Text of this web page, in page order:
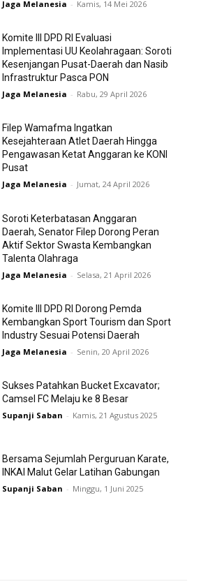
Jaga Melanesia - Kamis, 14 Mei 2026
Komite III DPD RI Evaluasi
Implementasi UU Keolahragaan: Soroti
Kesenjangan Pusat-Daerah dan Nasib
Infrastruktur Pasca PON
Jaga Melanesia - Rabu, 29 April 2026
Filep Wamafma Ingatkan
Kesejahteraan Atlet Daerah Hingga
Pengawasan Ketat Anggaran ke KONI
Pusat
Jaga Melanesia - Jumat, 24 April 2026
Soroti Keterbatasan Anggaran
Daerah, Senator Filep Dorong Peran
Aktif Sektor Swasta Kembangkan
Talenta Olahraga
Jaga Melanesia - Selasa, 21 April 2026
Komite III DPD RI Dorong Pemda
Kembangkan Sport Tourism dan Sport
Industry Sesuai Potensi Daerah
Jaga Melanesia - Senin, 20 April 2026
Sukses Patahkan Bucket Excavator;
Camsel FC Melaju ke 8 Besar
Supanji Saban - Kamis, 21 Agustus 2025
Bersama Sejumlah Perguruan Karate,
INKAI Malut Gelar Latihan Gabungan
Supanji Saban - Minggu, 1 Juni 2025